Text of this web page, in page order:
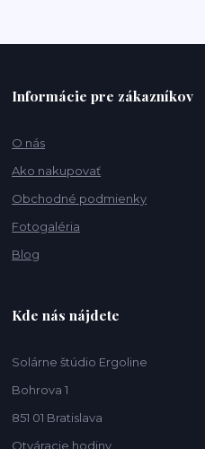
Informácie pre zákazníkov
O nás
Ako nakupovať
Obchodné podmienky
Fotogaléria
Blog
Kde nás nájdete
Solárne štúdio Ergoline
Bohrova 1
851 01 Bratislava
Otváracie hodiny